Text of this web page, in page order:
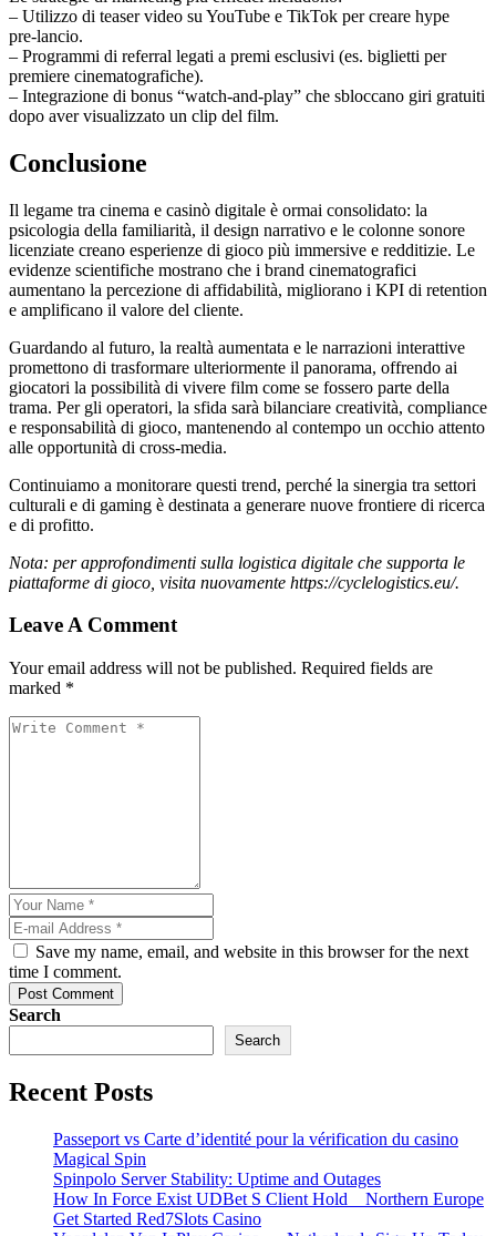
– Utilizzo di teaser video su YouTube e TikTok per creare hype
pre‑lancio.
– Programmi di referral legati a premi esclusivi (es. biglietti per
premiere cinematografiche).
– Integrazione di bonus “watch‑and‑play” che sbloccano giri gratuiti
dopo aver visualizzato un clip del film.
Conclusione
Il legame tra cinema e casinò digitale è ormai consolidato: la
psicologia della familiarità, il design narrativo e le colonne sonore
licenziate creano esperienze di gioco più immersive e redditizie. Le
evidenze scientifiche mostrano che i brand cinematografici
aumentano la percezione di affidabilità, migliorano i KPI di retention
e amplificano il valore del cliente.
Guardando al futuro, la realtà aumentata e le narrazioni interattive
promettono di trasformare ulteriormente il panorama, offrendo ai
giocatori la possibilità di vivere film come se fossero parte della
trama. Per gli operatori, la sfida sarà bilanciare creatività, compliance
e responsabilità di gioco, mantenendo al contempo un occhio attento
alle opportunità di cross‑media.
Continuiamo a monitorare questi trend, perché la sinergia tra settori
culturali e di gaming è destinata a generare nuove frontiere di ricerca
e di profitto.
Nota: per approfondimenti sulla logistica digitale che supporta le
piattaforme di gioco, visita nuovamente https://cyclelogistics.eu/.
Leave A Comment
Your email address will not be published. Required fields are
marked *
Save my name, email, and website in this browser for the next
time I comment.
Post Comment
Search
Search
Recent Posts
Passeport vs Carte d’identité pour la vérification du casino
Magical Spin
Spinpolo Server Stability: Uptime and Outages
How In Force Exist UDBet S Client Hold _ Northern Europe
Get Started Red7Slots Casino